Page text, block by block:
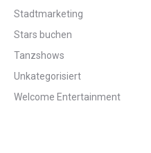
Stadtmarketing
Stars buchen
Tanzshows
Unkategorisiert
Welcome Entertainment